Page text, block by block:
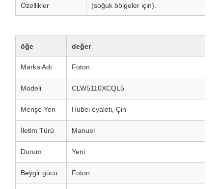
Özellikler
(soğuk bölgeler için).
öğe değer
Marka Adı Foton
Modeli CLW5110XCQL5
Menşe Yeri Hubei eyaleti, Çin
İletim Türü Manuel
Durum Yeni
Beygir gücü Foton